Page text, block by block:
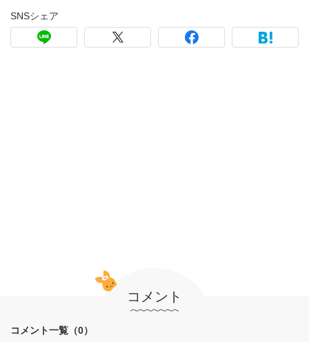
SNSシェア
コメント
コメント一覧（0）